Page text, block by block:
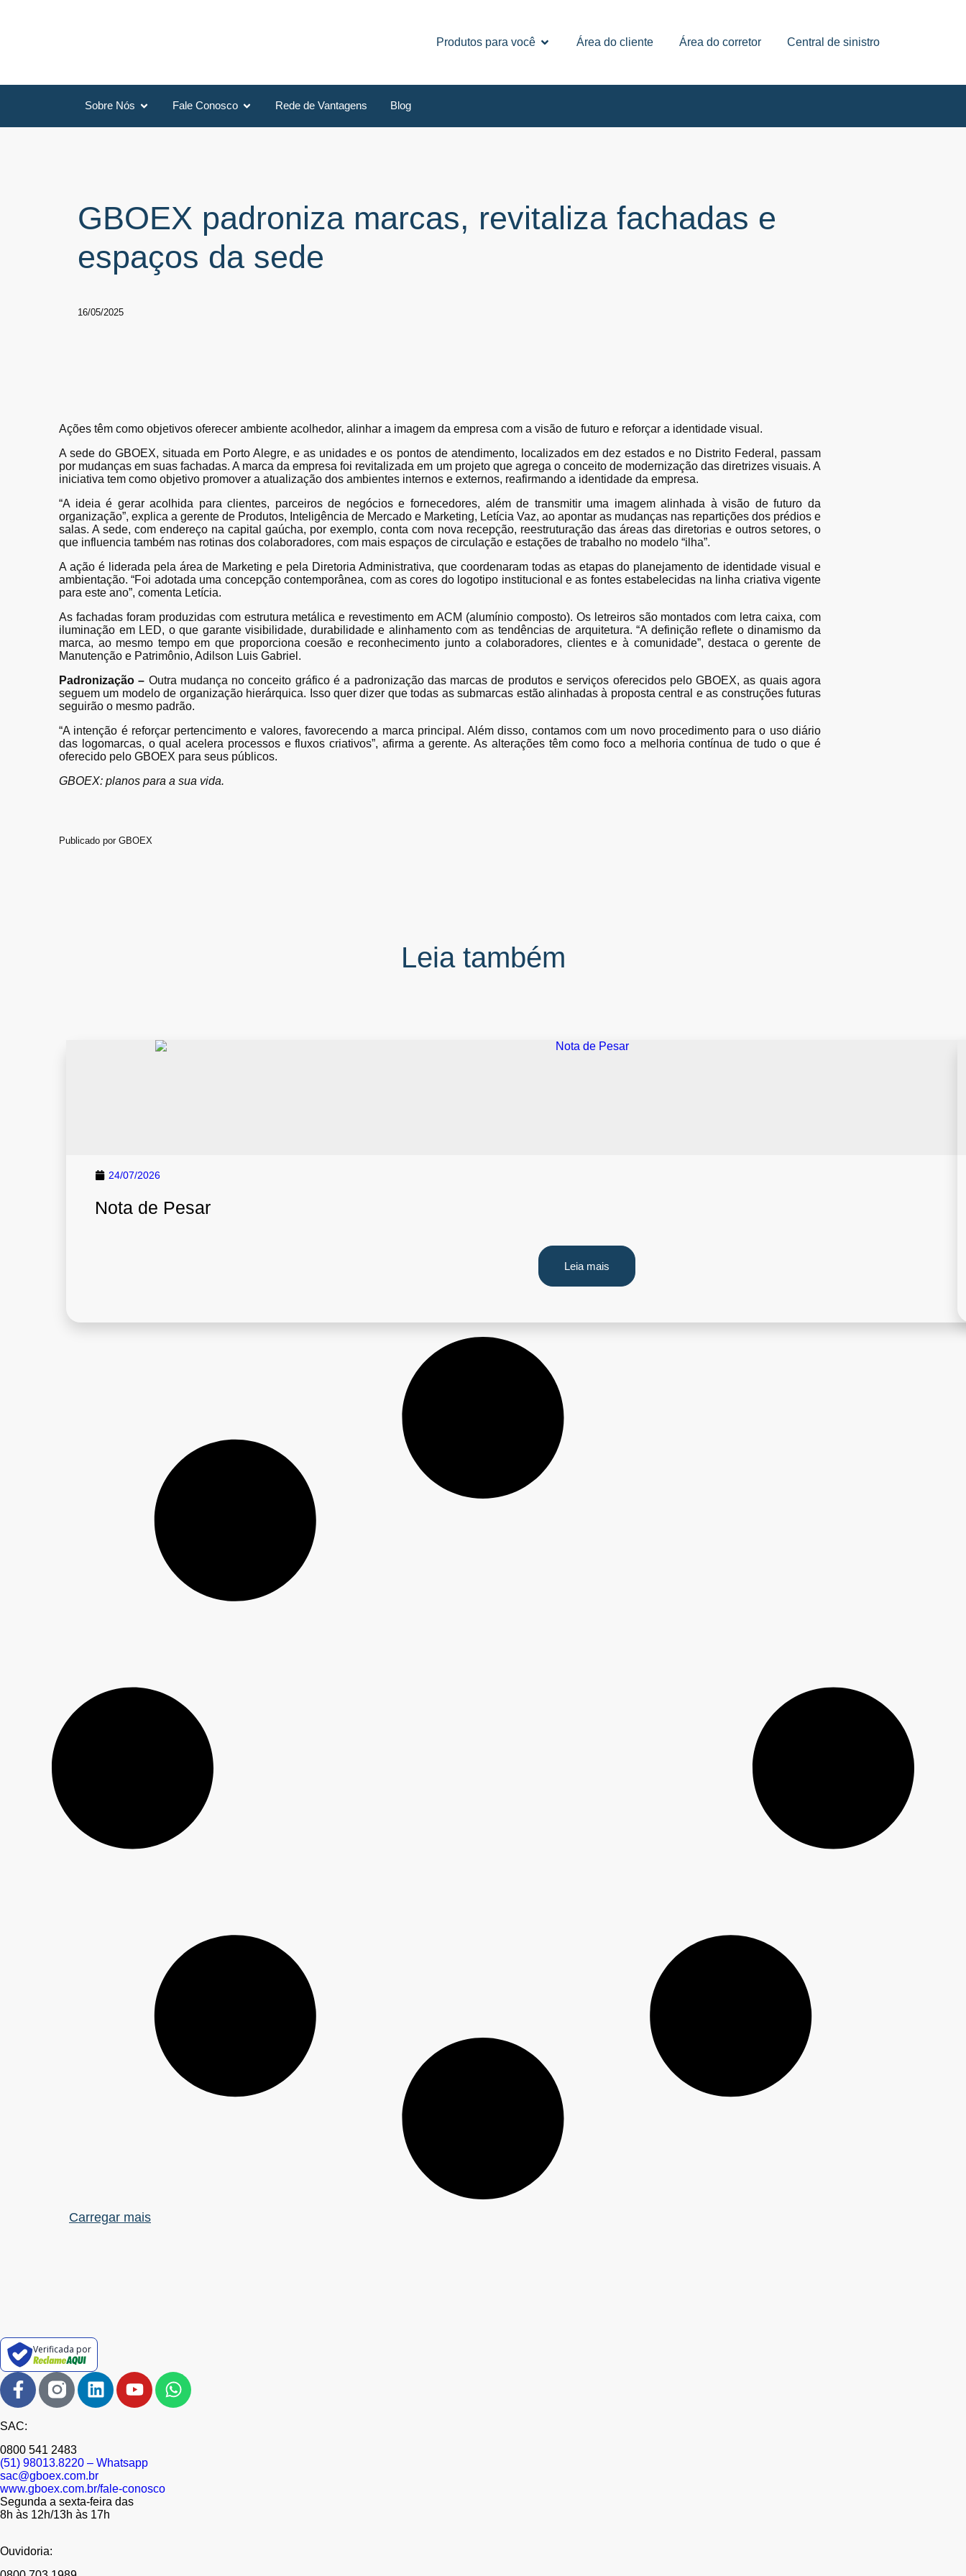
Produtos para você Área do cliente Área do corretor Central de sinistro
Sobre Nós Fale Conosco Rede de Vantagens Blog
GBOEX padroniza marcas, revitaliza fachadas e
espaços da sede
16/05/2025
Ações têm como objetivos oferecer ambiente acolhedor, alinhar a imagem da empresa com a visão de futuro e reforçar a identidade visual.
A sede do GBOEX, situada em Porto Alegre, e as unidades e os pontos de atendimento, localizados em dez estados e no Distrito Federal, passam
por mudanças em suas fachadas. A marca da empresa foi revitalizada em um projeto que agrega o conceito de modernização das diretrizes visuais. A
iniciativa tem como objetivo promover a atualização dos ambientes internos e externos, reafirmando a identidade da empresa.
“A ideia é gerar acolhida para clientes, parceiros de negócios e fornecedores, além de transmitir uma imagem alinhada à visão de futuro da
organização”, explica a gerente de Produtos, Inteligência de Mercado e Marketing, Letícia Vaz, ao apontar as mudanças nas repartições dos prédios e
salas. A sede, com endereço na capital gaúcha, por exemplo, conta com nova recepção, reestruturação das áreas das diretorias e outros setores, o
que influencia também nas rotinas dos colaboradores, com mais espaços de circulação e estações de trabalho no modelo “ilha”.
A ação é liderada pela área de Marketing e pela Diretoria Administrativa, que coordenaram todas as etapas do planejamento de identidade visual e
ambientação. “Foi adotada uma concepção contemporânea, com as cores do logotipo institucional e as fontes estabelecidas na linha criativa vigente
para este ano”, comenta Letícia.
As fachadas foram produzidas com estrutura metálica e revestimento em ACM (alumínio composto). Os letreiros são montados com letra caixa, com
iluminação em LED, o que garante visibilidade, durabilidade e alinhamento com as tendências de arquitetura. “A definição reflete o dinamismo da
marca, ao mesmo tempo em que proporciona coesão e reconhecimento junto a colaboradores, clientes e à comunidade”, destaca o gerente de
Manutenção e Patrimônio, Adilson Luis Gabriel.
Padronização – Outra mudança no conceito gráfico é a padronização das marcas de produtos e serviços oferecidos pelo GBOEX, as quais agora
seguem um modelo de organização hierárquica. Isso quer dizer que todas as submarcas estão alinhadas à proposta central e as construções futuras
seguirão o mesmo padrão.
“A intenção é reforçar pertencimento e valores, favorecendo a marca principal. Além disso, contamos com um novo procedimento para o uso diário
das logomarcas, o qual acelera processos e fluxos criativos”, afirma a gerente. As alterações têm como foco a melhoria contínua de tudo o que é
oferecido pelo GBOEX para seus públicos.
GBOEX: planos para a sua vida.
Publicado porGBOEX
Leia também
24/07/2026
Nota de Pesar
Leia mais
Carregar mais
Verificada por
SAC:
0800 541 2483
(51) 98013.8220 – Whatsapp
sac@gboex.com.br
www.gboex.com.br/fale-conosco
Segunda a sexta-feira das
8h às 12h/13h às 17h
Ouvidoria: